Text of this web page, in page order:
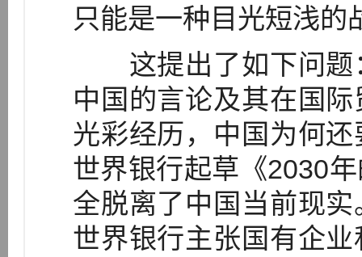
只能是一种目光短浅的
这提出了如下问题
中国的言论及其在国
光彩经历，中国为何
世界银行起草《2030
全脱离了中国当前现
世界银行主张国有企